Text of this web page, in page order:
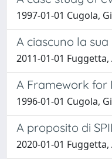
1997-01-01 Cugola,
A ciascuno la
2011-01-01
A Framework for
1996-01-01 Cugola,
A proposito di
2020-01-01